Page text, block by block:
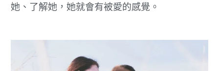
她、了解她，她就會有被愛的感覺。